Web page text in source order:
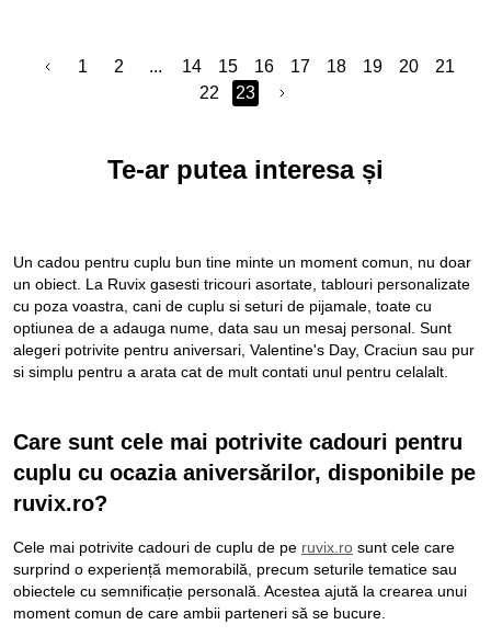
1 2 ... 14 15 16 17 18 19 20
21
22
23
Te-ar putea interesa și
Un cadou pentru cuplu bun tine minte un moment comun, nu doar
un obiect. La Ruvix gasesti tricouri asortate, tablouri personalizate
cu poza voastra, cani de cuplu si seturi de pijamale, toate cu
optiunea de a adauga nume, data sau un mesaj personal. Sunt
alegeri potrivite pentru aniversari, Valentine's Day, Craciun sau pur
si simplu pentru a arata cat de mult contati unul pentru celalalt.
Care sunt cele mai potrivite cadouri pentru
cuplu cu ocazia aniversărilor, disponibile pe
ruvix.ro?
Cele mai potrivite cadouri de cuplu de pe ruvix.ro sunt cele care
surprind o experiență memorabilă, precum seturile tematice sau
obiectele cu semnificație personală. Acestea ajută la crearea unui
moment comun de care ambii parteneri să se bucure.